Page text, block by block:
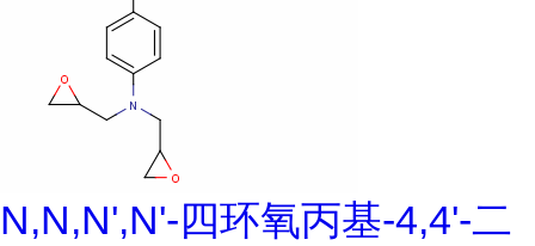
N,N,N',N'-四环氧丙基-4,4'-二